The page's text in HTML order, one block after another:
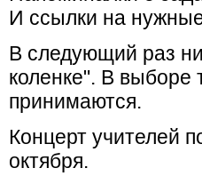
И ссылки на
В следующий раз
коленке". В выборе
принимаются.
Концерт учителей
октября.